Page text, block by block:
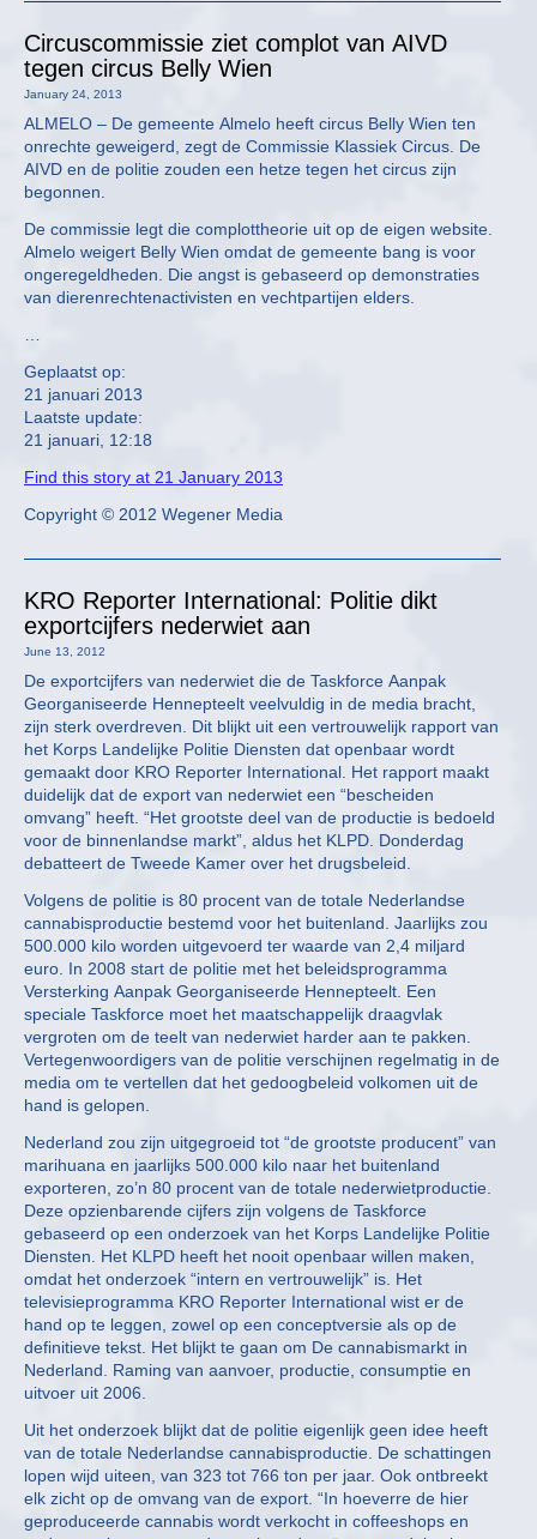
Circuscommissie ziet complot van AIVD
tegen circus Belly Wien
January 24, 2013
ALMELO – De gemeente Almelo heeft circus Belly Wien ten
onrechte geweigerd, zegt de Commissie Klassiek Circus. De
AIVD en de politie zouden een hetze tegen het circus zijn
begonnen.
De commissie legt die complottheorie uit op de eigen website.
Almelo weigert Belly Wien omdat de gemeente bang is voor
ongeregeldheden. Die angst is gebaseerd op demonstraties
van dierenrechtenactivisten en vechtpartijen elders.
Geplaatst op:
21 januari 2013
Laatste update:
21 januari, 12:18
Find this story at 21 January 2013
Copyright © 2012 Wegener Media
KRO Reporter International: Politie dikt
exportcijfers nederwiet aan
June 13, 2012
De exportcijfers van nederwiet die de Taskforce Aanpak
Georganiseerde Hennepteelt veelvuldig in de media bracht,
zijn sterk overdreven. Dit blijkt uit een vertrouwelijk rapport van
het Korps Landelijke Politie Diensten dat openbaar wordt
gemaakt door KRO Reporter International. Het rapport maakt
duidelijk dat de export van nederwiet een “bescheiden
omvang” heeft. “Het grootste deel van de productie is bedoeld
voor de binnenlandse markt”, aldus het KLPD. Donderdag
debatteert de Tweede Kamer over het drugsbeleid.
Volgens de politie is 80 procent van de totale Nederlandse
cannabisproductie bestemd voor het buitenland. Jaarlijks zou
500.000 kilo worden uitgevoerd ter waarde van 2,4 miljard
euro. In 2008 start de politie met het beleidsprogramma
Versterking Aanpak Georganiseerde Hennepteelt. Een
speciale Taskforce moet het maatschappelijk draagvlak
vergroten om de teelt van nederwiet harder aan te pakken.
Vertegenwoordigers van de politie verschijnen regelmatig in de
media om te vertellen dat het gedoogbeleid volkomen uit de
hand is gelopen.
Nederland zou zijn uitgegroeid tot “de grootste producent” van
marihuana en jaarlijks 500.000 kilo naar het buitenland
exporteren, zo’n 80 procent van de totale nederwietproductie.
Deze opzienbarende cijfers zijn volgens de Taskforce
gebaseerd op een onderzoek van het Korps Landelijke Politie
Diensten. Het KLPD heeft het nooit openbaar willen maken,
omdat het onderzoek “intern en vertrouwelijk” is. Het
televisieprogramma KRO Reporter International wist er de
hand op te leggen, zowel op een conceptversie als op de
definitieve tekst. Het blijkt te gaan om De cannabismarkt in
Nederland. Raming van aanvoer, productie, consumptie en
uitvoer uit 2006.
Uit het onderzoek blijkt dat de politie eigenlijk geen idee heeft
van de totale Nederlandse cannabisproductie. De schattingen
lopen wijd uiteen, van 323 tot 766 ton per jaar. Ook ontbreekt
elk zicht op de omvang van de export. “In hoeverre de hier
geproduceerde cannabis wordt verkocht in coffeeshops en